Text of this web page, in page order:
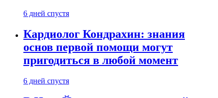
6 дней спустя
Кардиолог Кондрахин: знания
основ первой помощи могут
пригодиться в любой момент
6 дней спустя